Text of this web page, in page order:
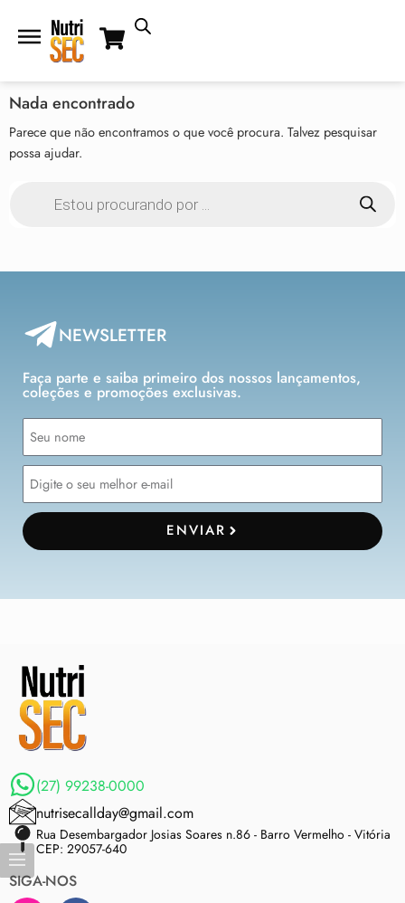
Nada encontrado
Parece que não encontramos o que você procura. Talvez pesquisar
possa ajudar.
NEWSLETTER
Faça parte e saiba primeiro dos nossos lançamentos,
coleções e promoções exclusivas.
ENVIAR
(27) 99238-0000
nutrisecallday@gmail.com
Rua Desembargador Josias Soares n.86 - Barro Vermelho - Vitória
CEP: 29057-640
SIGA-NOS